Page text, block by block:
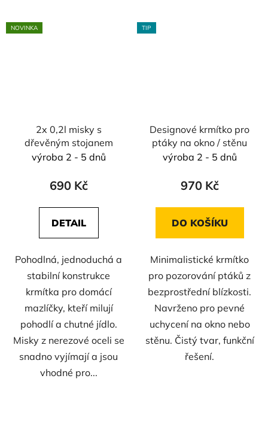
NOVINKA
2x 0,2l misky s
dřevěným stojanem
výroba 2 - 5 dnů
690 Kč
DETAIL
Pohodlná, jednoduchá a
stabilní konstrukce
krmítka pro domácí
mazlíčky, kteří milují
pohodlí a chutné jídlo.
Misky z nerezové oceli se
snadno vyjímají a jsou
vhodné pro...
TIP
Designové krmítko pro
ptáky na okno / stěnu
výroba 2 - 5 dnů
970 Kč
DO KOŠÍKU
Minimalistické krmítko
pro pozorování ptáků z
bezprostřední blízkosti.
Navrženo pro pevné
uchycení na okno nebo
stěnu. Čistý tvar, funkční
řešení.